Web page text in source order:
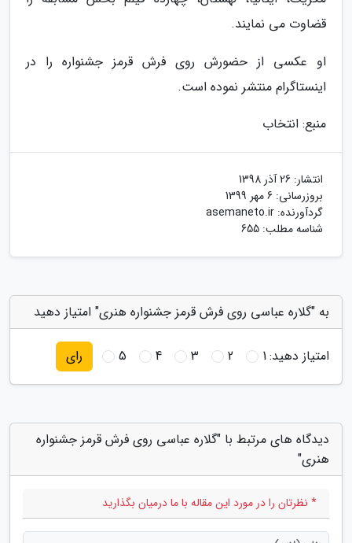
قضاوت می نمایند.
او عکسی از حضورش روی فرش قرمز جشنواره را در
اینستاگرام منتشر نموده است.
منبع: انتخاب
انتشار: 26 آذر 1398
بروزرسانی: 6 مهر 1399
گردآورنده: asemaneto.ir
شناسه مطلب: 655
به "گلاره عباسی روی فرش قرمز جشنواره هنری" امتیاز دهید
امتیاز دهید:1
2
3
4
5 رای
دیدگاه های مرتبط با "گلاره عباسی روی فرش قرمز جشنواره
هنری"
* نظرتان را در مورد این مقاله با ما درمیان بگذارید